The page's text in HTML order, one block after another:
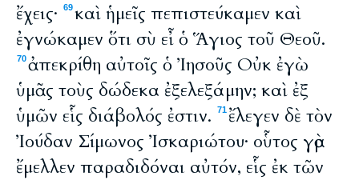
ἔχεις·
69καὶ ἡμεῖς πεπιστεύκαμεν καὶ
ἐγνώκαμεν ὅτι σὺ εἶ ὁ Ἅγιος τοῦ Θεοῦ.
70ἀπεκρίθη αὐτοῖς ὁ Ἰησοῦς Οὐκ ἐγὼ
ὑμᾶς τοὺς δώδεκα ἐξελεξάμην; καὶ ἐξ
ὑμῶν εἷς διάβολός ἐστιν.
71 ἔλεγεν δὲ τὸν
Ἰούδαν Σίμωνος Ἰσκαριώτου· οὗτος γὰρ
ἔμελλεν παραδιδόναι αὐτόν, εἷς ἐκ τῶν